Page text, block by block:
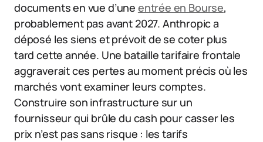
documents en vue d’une entrée en Bourse,
probablement pas avant 2027. Anthropic a
déposé les siens et prévoit de se coter plus
tard cette année. Une bataille tarifaire frontale
aggraverait ces pertes au moment précis où les
marchés vont examiner leurs comptes.
Construire son infrastructure sur un
fournisseur qui brûle du cash pour casser les
prix n’est pas sans risque : les tarifs